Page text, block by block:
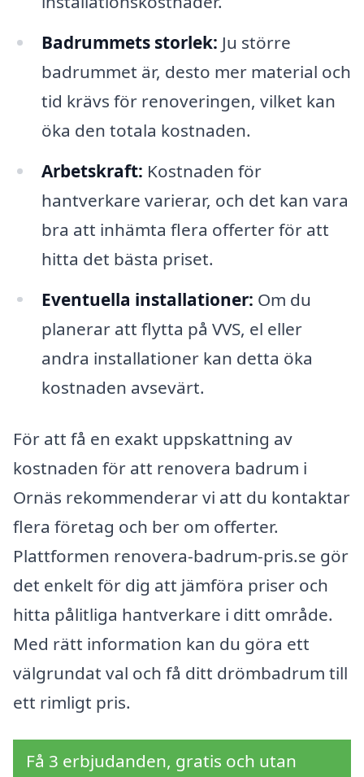
Badrummets storlek: Ju större
badrummet är, desto mer material och
tid krävs för renoveringen, vilket kan
öka den totala kostnaden.
Arbetskraft: Kostnaden för
hantverkare varierar, och det kan vara
bra att inhämta flera offerter för att
hitta det bästa priset.
Eventuella installationer: Om du
planerar att flytta på VVS, el eller
andra installationer kan detta öka
kostnaden avsevärt.
För att få en exakt uppskattning av
kostnaden för att renovera badrum i
Ornäs rekommenderar vi att du kontaktar
flera företag och ber om offerter.
Plattformen renovera-badrum-pris.se gör
det enkelt för dig att jämföra priser och
hitta pålitliga hantverkare i ditt område.
Med rätt information kan du göra ett
välgrundat val och få ditt drömbadrum till
ett rimligt pris.
Få 3 erbjudanden, gratis och utan